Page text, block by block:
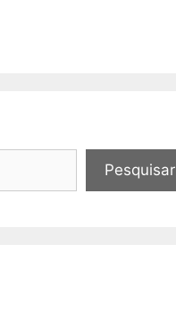
Pesquisar